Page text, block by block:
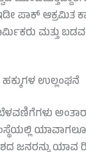
ಪಾಕ್ ಆಕ್ರಮಿತ
ಮತ್ತು
ಉಲ್ಲಂಘನೆ
ಜನರನ್ನು ಯಾವ